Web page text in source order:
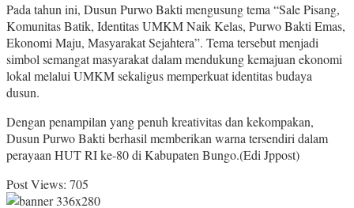
Pada tahun ini, Dusun Purwo Bakti mengusung tema “Sale Pisang,
Komunitas Batik, Identitas UMKM Naik Kelas, Purwo Bakti Emas,
Ekonomi Maju, Masyarakat Sejahtera”. Tema tersebut menjadi
simbol semangat masyarakat dalam mendukung kemajuan ekonomi
lokal melalui UMKM sekaligus memperkuat identitas budaya
dusun.
Dengan penampilan yang penuh kreativitas dan kekompakan,
Dusun Purwo Bakti berhasil memberikan warna tersendiri dalam
perayaan HUT RI ke-80 di Kabupaten Bungo.(Edi Jppost)
Post Views: 705